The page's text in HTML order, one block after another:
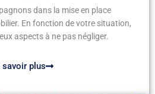
dans la mise en place
En fonction de votre situation,
aspects à ne pas négliger.
savoir plus